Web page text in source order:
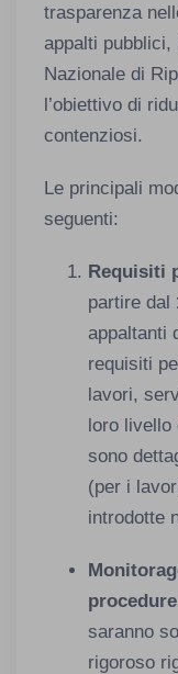
trasparenza
appalti
Nazionale di
l’obiettivo di
contenziosi.
Le principali
seguenti:
Requisiti
partire dal
appaltanti
requisiti
lavori,
loro livello
sono
(per i
introdotte
saranno
rigoroso